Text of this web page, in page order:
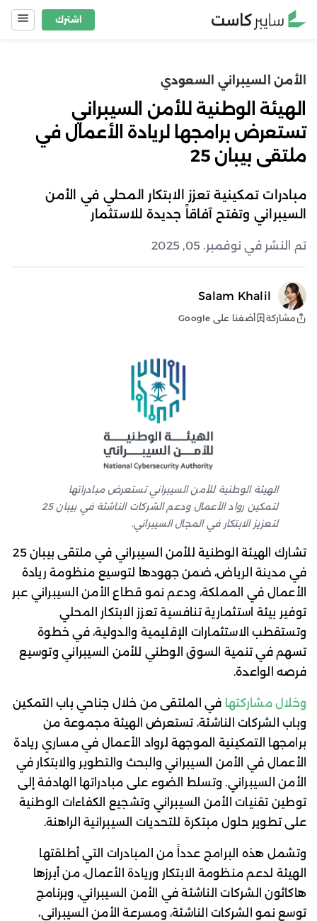
Skip
اشترك
الأمن السيبراني السعودي
الهيئة الوطنية للأمن السيبراني
تستعرض برامجها لريادة الأعمال في
ملتقى بيبان 25
مبادرات تمكينية تعزز الابتكار المحلي في الأمن
السيبراني وتفتح آفاقاً جديدة للاستثمار
تم النشر في نوفمبر. 05, 2025
Salam Khalil
مشاركة أضفنا على Google
الهيئة الوطنية للأمن السيبراني تستعرض مبادراتها
لتمكين رواد الأعمال ودعم الشركات الناشئة في بيبان 25
لتعزيز الابتكار في المجال السيبراني.
تشارك الهيئة الوطنية للأمن السيبراني في ملتقى بيبان 25
في مدينة الرياض، ضمن جهودها لتوسيع منظومة ريادة
الأعمال في المملكة، ودعم نمو قطاع الأمن السيبراني عبر
توفير بيئة استثمارية تنافسية تعزز الابتكار المحلي
وتستقطب الاستثمارات الإقليمية والدولية، في خطوة
تسهم في تنمية السوق الوطني للأمن السيبراني وتوسيع
فرصه الواعدة.
وخلال مشاركتها في الملتقى من خلال جناحي باب التمكين
وباب الشركات الناشئة، تستعرض الهيئة مجموعة من
برامجها التمكينية الموجهة لرواد الأعمال في مساري ريادة
الأعمال في الأمن السيبراني والبحث والتطوير والابتكار في
الأمن السيبراني. وتسلط الضوء على مبادراتها الهادفة إلى
توطين تقنيات الأمن السيبراني وتشجيع الكفاءات الوطنية
على تطوير حلول مبتكرة للتحديات السيبرانية الراهنة.
وتشمل هذه البرامج عدداً من المبادرات التي أطلقتها
الهيئة لدعم منظومة الابتكار وريادة الأعمال، من أبرزها
هاكاثون الشركات الناشئة في الأمن السيبراني، وبرنامج
توسع نمو الشركات الناشئة، ومسرعة الأمن السيبراني،